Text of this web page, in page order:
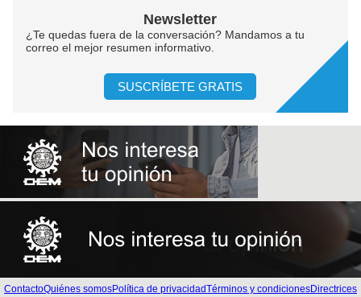
Newsletter
¿Te quedas fuera de la conversación? Mandamos a tu
correo el mejor resumen informativo.
SUSCRÍBETE GRATIS
ContactoQuiénes somosPolítica de privacidadTérminos y condicionesDirectrices